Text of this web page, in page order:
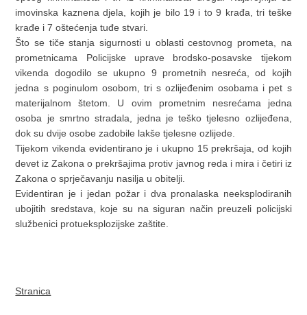
imovinska kaznena djela, kojih je bilo 19 i to 9 krađa, tri teške
krađe i 7 oštećenja tuđe stvari.
Što se tiče stanja sigurnosti u oblasti cestovnog prometa, na
prometnicama Policijske uprave brodsko-posavske tijekom
vikenda dogodilo se ukupno 9 prometnih nesreća, od kojih
jedna s poginulom osobom, tri s ozlijeđenim osobama i pet s
materijalnom štetom. U ovim prometnim nesrećama jedna
osoba je smrtno stradala, jedna je teško tjelesno ozlijeđena,
dok su dvije osobe zadobile lakše tjelesne ozlijede.
Tijekom vikenda evidentirano je i ukupno 15 prekršaja, od kojih
devet iz Zakona o prekršajima protiv javnog reda i mira i četiri iz
Zakona o sprječavanju nasilja u obitelji.
Evidentiran je i jedan požar i dva pronalaska neeksplodiranih
ubojitih sredstava, koje su na siguran način preuzeli policijski
službenici protueksplozijske zaštite.
Stranica